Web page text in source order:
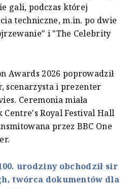
gali, podczas której
techniczne, m.in. po dwie
i "The Celebrity
Awards 2026 poprowadził
scenarzysta i prezenter
Ceremonia miała
Centre's Royal Festival Hall
przez BBC One
urodziny obchodził sir
twórca dokumentów dla